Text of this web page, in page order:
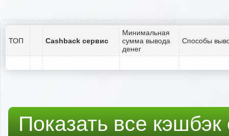
ТОП Cashback сервис
Минимальная
сумма вывода
денег
Способы
Показать все